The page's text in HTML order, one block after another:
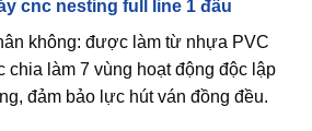
cnc nesting full line 1 đầu
không: được làm từ nhựa PVC
chia làm 7 vùng hoạt động độc lập
đảm bảo lực hút ván đồng đều.